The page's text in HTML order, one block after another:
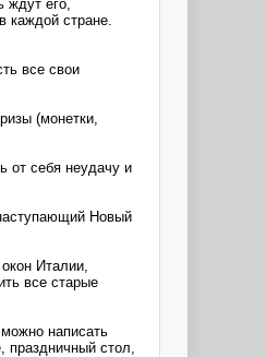
его,
каждой стране.
все свои
(монетки,
от себя неудачу и
Новый
Италии,
все старые
написать
стол,